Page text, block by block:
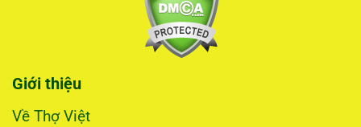
Giới thiệu
Về Thợ Việt